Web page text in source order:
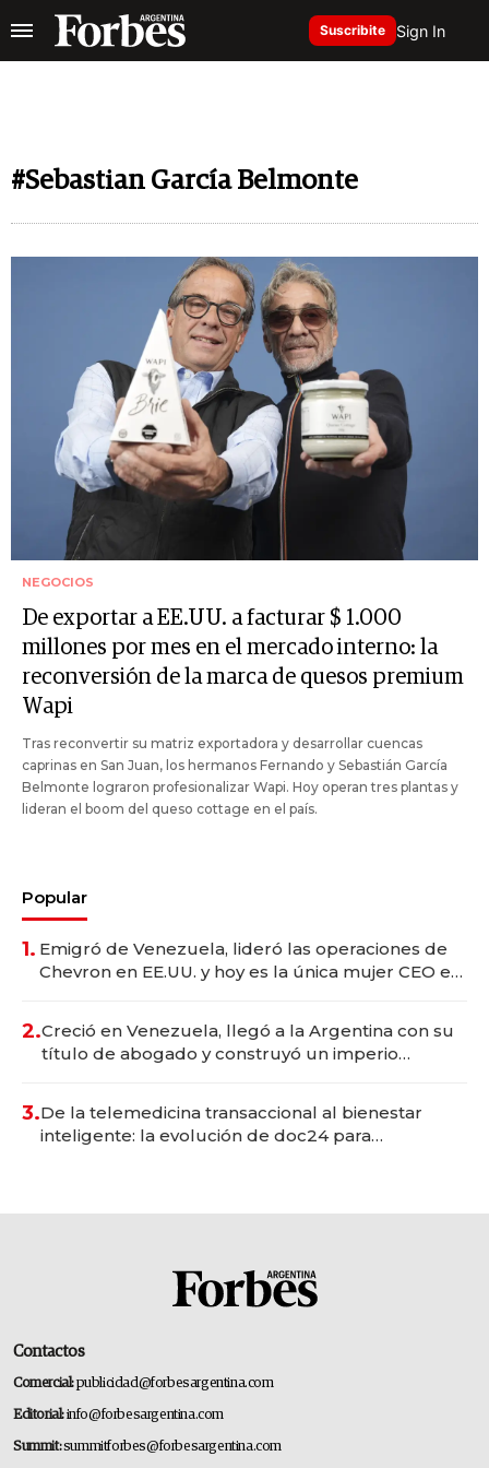
Suscribite Sign In
#Sebastian García Belmonte
NEGOCIOS
De exportar a EE.UU. a facturar $ 1.000
millones por mes en el mercado interno: la
reconversión de la marca de quesos premium
Wapi
Tras reconvertir su matriz exportadora y desarrollar cuencas
caprinas en San Juan, los hermanos Fernando y Sebastián García
Belmonte lograron profesionalizar Wapi. Hoy operan tres plantas y
lideran el boom del queso cottage en el país.
Popular
1. Emigró de Venezuela, lideró las operaciones de
Chevron en EE.UU. y hoy es la única mujer CEO en
2.Creció en Venezuela, llegó a la Argentina con su
título de abogado y construyó un imperio
3.De la telemedicina transaccional al bienestar
inteligente: la evolución de doc24 para
Contactos
Comercial:publicidad@forbesargentina.com
Editorial:info@forbesargentina.com
Summit:summitforbes@forbesargentina.com